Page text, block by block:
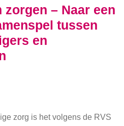
– Naar een
tussen
en
zorg is het volgens de RVS